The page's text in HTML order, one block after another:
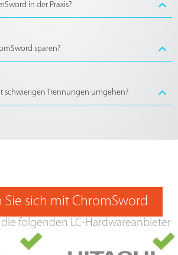
in der Praxis?
sparen?
schwierigen Trennungen umgehen?
Sie sich mit ChromSword
folgenden LC-Hardwareanbieter